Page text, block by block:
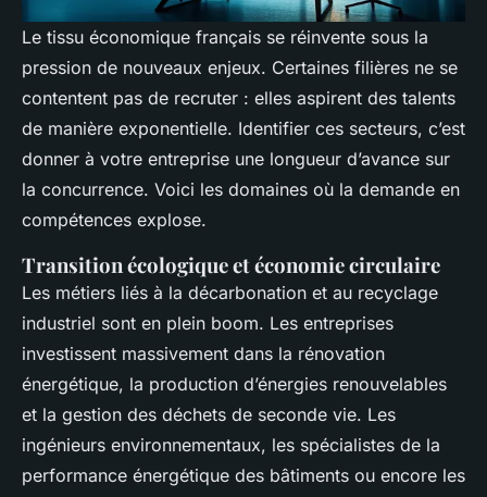
Le tissu économique français se réinvente sous la
pression de nouveaux enjeux. Certaines filières ne se
contentent pas de recruter : elles aspirent des talents
de manière exponentielle. Identifier ces secteurs, c’est
donner à votre entreprise une longueur d’avance sur
la concurrence. Voici les domaines où la demande en
compétences explose.
Transition écologique et économie circulaire
Les métiers liés à la décarbonation et au recyclage
industriel sont en plein boom. Les entreprises
investissent massivement dans la rénovation
énergétique, la production d’énergies renouvelables
et la gestion des déchets de seconde vie. Les
ingénieurs environnementaux, les spécialistes de la
performance énergétique des bâtiments ou encore les